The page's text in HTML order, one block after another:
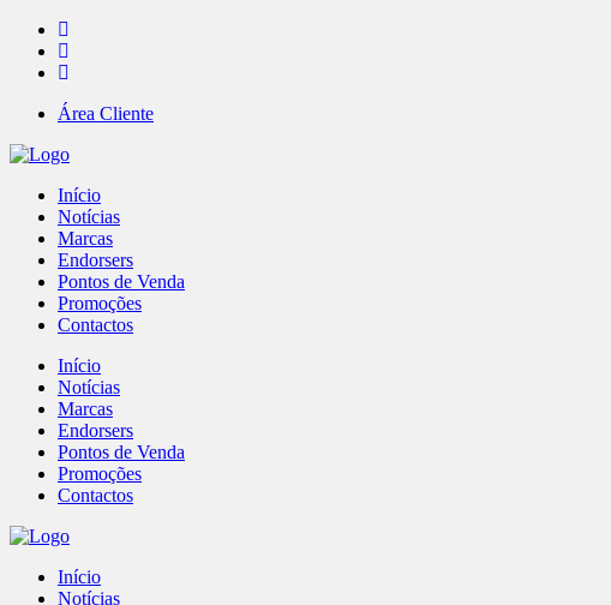
Área Cliente
Início
Notícias
Marcas
Endorsers
Pontos de Venda
Promoções
Contactos
Início
Notícias
Marcas
Endorsers
Pontos de Venda
Promoções
Contactos
Início
Notícias